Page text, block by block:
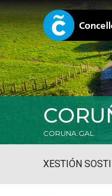
CORUNA.GAL
XESTIÓN